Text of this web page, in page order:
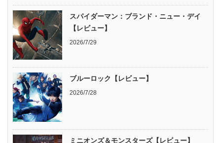
スパイダーマン：ブランド・ニュー・デイ
【レビュー】
2026/7/29
ブルーロック【レビュー】
2026/7/28
ミニオンズ＆モンスターズ【レビュー】